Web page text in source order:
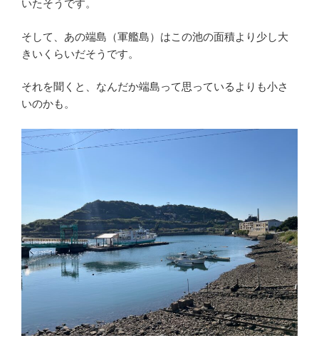
いたそうです。
そして、あの端島（軍艦島）はこの池の面積より少し大
きいくらいだそうです。
それを聞くと、なんだか端島って思っているよりも小さ
いのかも。